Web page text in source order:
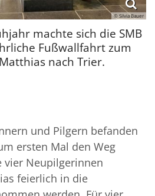
© Silvia Bauer
machte sich die SMB
Fußwallfahrt zum
nach Trier.
und Pilgern befanden
ersten Mal den Weg
vier Neupilgerinnen
feierlich in die